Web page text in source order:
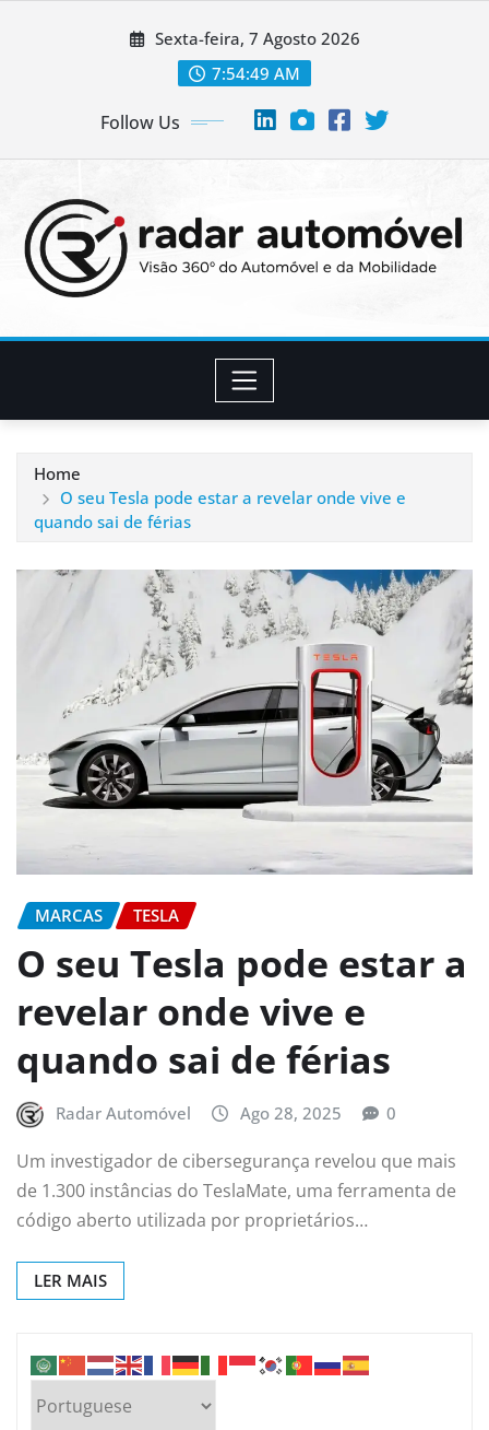
Sexta-feira, 7 Agosto 2026
7:54:49 AM
Follow Us
Home
O seu Tesla pode estar a revelar onde vive e
quando sai de férias
MARCAS TESLA
O seu Tesla pode estar a
revelar onde vive e
quando sai de férias
Radar Automóvel Ago 28, 2025 0
Um investigador de cibersegurança revelou que mais
de 1.300 instâncias do TeslaMate, uma ferramenta de
código aberto utilizada por proprietários…
LER MAIS